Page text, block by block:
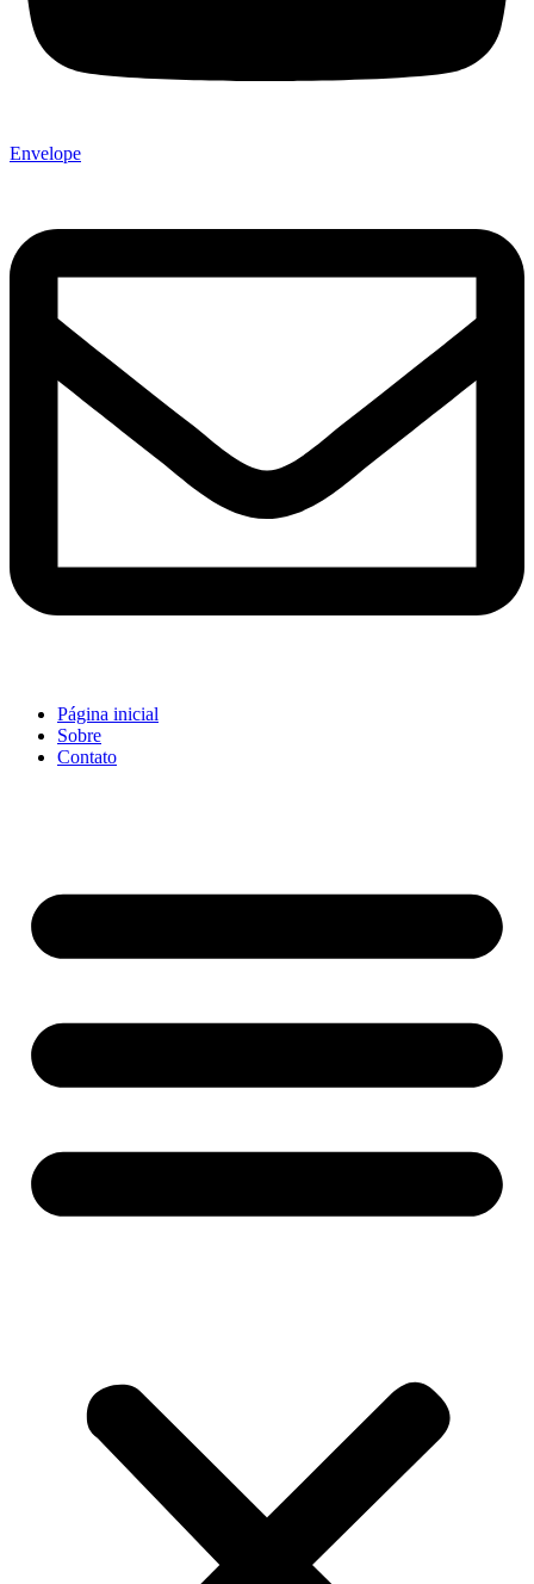
Envelope
Página inicial
Sobre
Contato